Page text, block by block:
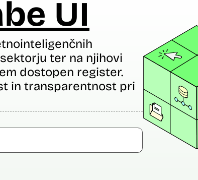
UI
ter na njihovi
dostopen register.
in transparentnost pri